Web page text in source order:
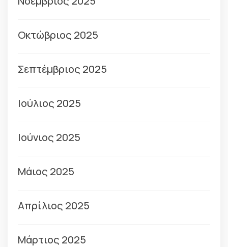
Οκτώβριος 2025
Σεπτέμβριος 2025
Ιούλιος 2025
Ιούνιος 2025
Μάιος 2025
Απρίλιος 2025
Μάρτιος 2025